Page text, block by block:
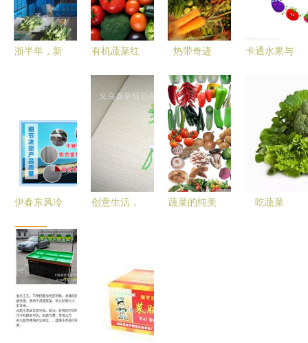
浙半年，新
有机蔬菜红
果蔬图片素
热带奇迹
的色彩盛宴
卡通水果与
框架 从儿
童视角看植
物王国
伊春东风冷
绿色蔬菜冷
链运输的专
业伙伴
创意生活，
物袋新品推
荐
蔬菜的纯美
吃蔬菜